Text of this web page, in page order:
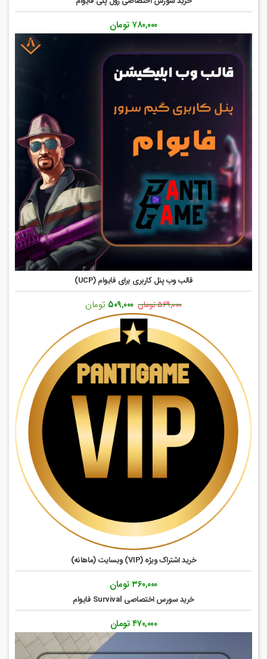
۷۸۰,۰۰۰ تومان
قالب وب پنل کاربری برای فایوام (UCP)
۵۶۹,۰۰۰تومان قیمت
اصلی:
۵۶۹,۰۰۰ تومان
بود.
۵۰۹,۰۰۰ تومانقیمت
۵۰۹,۰۰۰ تومان.
خرید اشتراک ویژه (VIP) وبسایت (ماهانه)
۳۶۰,۰۰۰تومان
خرید سورس اختصاصی Survival فایوام
۴۷۰,۰۰۰تومان